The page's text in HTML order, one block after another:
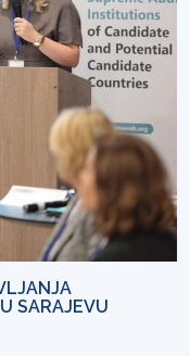
SARAJEVU